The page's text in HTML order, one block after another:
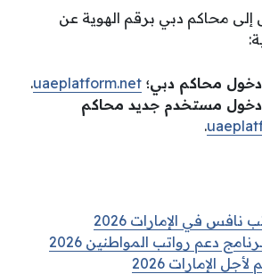
محاكم دبي برقم الهوية عن
محاكم دبي؛ uaeplatform.net
.
مستخدم جديد محاكم
.
في الإمارات 2026
دعم رواتب المواطنين 2026
الإمارات 2026